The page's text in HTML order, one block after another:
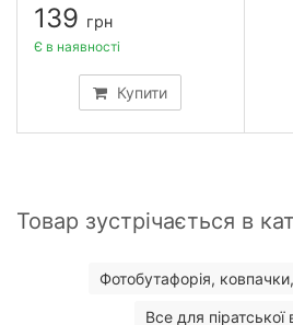
139 грн
Купити
Є в наявності
Товар зустрічається в
Фотобутафорія, ковпачки,
Все для піратської